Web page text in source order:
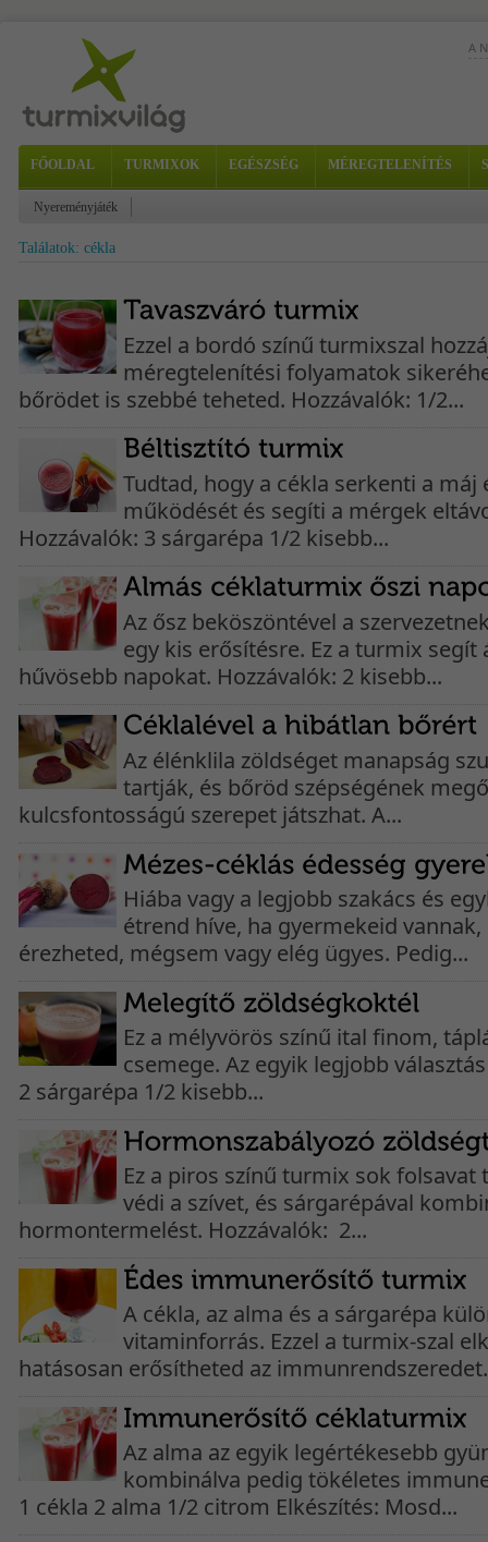
A
FŐOLDAL TURMIXOK EGÉSZSÉG MÉREGTELENÍTÉS
Nyereményjáték
Találatok: cékla
Ezzel a bordó színű turmixszal
méregtelenítési folyamatok
bőrödet is szebbé teheted. Hozzávalók: 1/2...
Tudtad, hogy a cékla serkenti a máj
működését és segíti a mérgek
Hozzávalók: 3 sárgarépa 1/2 kisebb...
Az ősz beköszöntével a
egy kis erősítésre. Ez a turmix segít
hűvösebb napokat. Hozzávalók: 2 kisebb...
Az élénklila zöldséget manapság
tartják, és bőröd szépségének
kulcsfontosságú szerepet játszhat. A...
Hiába vagy a legjobb szakács és
étrend híve, ha gyermekeid
érezheted, mégsem vagy elég ügyes. Pedig...
Ez a mélyvörös színű ital finom,
csemege. Az egyik legjobb
2 sárgarépa 1/2 kisebb...
Ez a piros színű turmix sok folsavat
védi a szívet, és sárgarépával
hormontermelést. Hozzávalók: 2...
A cékla, az alma és a sárgarépa
vitaminforrás. Ezzel a turmix-szal
hatásosan erősítheted az
Az alma az egyik legértékesebb
kombinálva pedig tökéletes
1 cékla 2 alma 1/2 citrom Elkészítés: Mosd...